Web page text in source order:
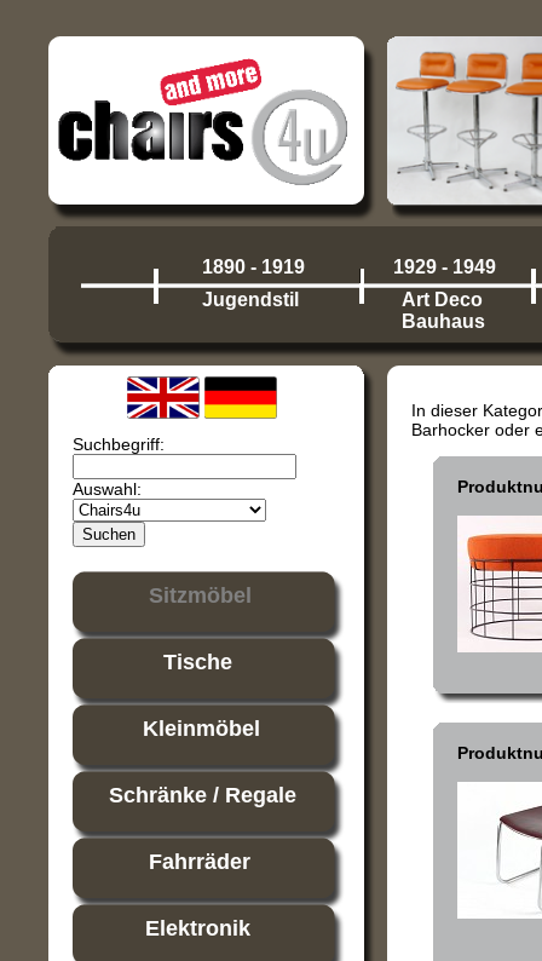
1890 - 1919
Jugendstil
1929 - 1949
Art Deco
Bauhaus
Suchbegriff:
Auswahl:
Sitzmöbel
Tische
Kleinmöbel
Schränke / Regale
Fahrräder
Elektronik
In dieser
Barhocker oder